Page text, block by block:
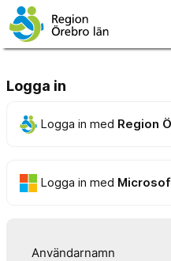
Logga in
Logga in med Region
Logga in med
Användarnamn